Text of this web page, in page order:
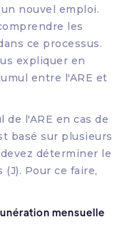
nouvel emploi.
les
ce processus.
expliquer en
entre l'ARE et
de l'ARE en cas de
basé sur plusieurs
déterminer le
Pour ce faire,
mensuelle